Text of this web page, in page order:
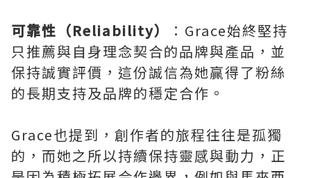
可靠性（Reliability）
：Grace始終堅持
只推薦與自身理念契合的品牌與產品，並
保持誠實評價，這份誠信為她贏得了粉絲
的長期支持及品牌的穩定合作。
Grace也提到，創作者的旅程往往是孤獨
的，而她之所以持續保持靈感與動力，正